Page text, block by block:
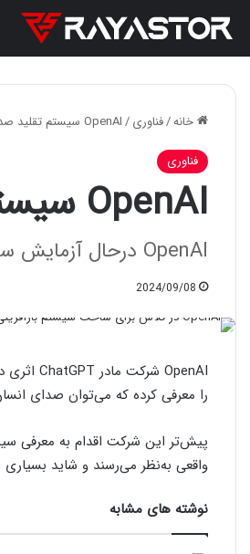
خانه/فناوری/OpenAI سیستم تقلید صدای انسان را ساخت
فناوری
OpenAI سیستم تقلید صدای انسان را ساخت
OpenAI درحال آزمایش سیستمی برای تولید صدای انسان است.
2024/09/08
را معرفی کرده که می‌توان صدای
واقعی به‌نظر می‌رسند و شاید
نوشته های مشابه